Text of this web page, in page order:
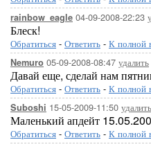
rainbow_eagle 04-09-2008-22:23
Блеск!
Обратиться - Ответить - К полной
Nemuro 05-09-2008-08:47 удалить
Давай еще, сделай нам
Обратиться - Ответить - К полной
Suboshi 15-05-2009-11:50 удалить
Маленький апдейт
Обратиться - Ответить - К полной